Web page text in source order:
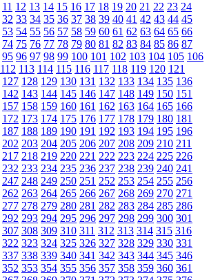
11 12 13 14 15 16 17 18 19 20 21 22 23 24
32 33 34 35 36 37 38 39 40 41 42 43 44 45
53 54 55 56 57 58 59 60 61 62 63 64 65 66
74 75 76 77 78 79 80 81 82 83 84 85 86 87
95 96 97 98 99 100 101 102 103 104 105 106
112 113 114 115 116 117 118 119 120 121
127 128 129 130 131 132 133 134 135 136
142 143 144 145 146 147 148 149 150 151
157 158 159 160 161 162 163 164 165 166
172 173 174 175 176 177 178 179 180 181
187 188 189 190 191 192 193 194 195 196
202 203 204 205 206 207 208 209 210 211
217 218 219 220 221 222 223 224 225 226
232 233 234 235 236 237 238 239 240 241
247 248 249 250 251 252 253 254 255 256
262 263 264 265 266 267 268 269 270 271
277 278 279 280 281 282 283 284 285 286
292 293 294 295 296 297 298 299 300 301
307 308 309 310 311 312 313 314 315 316
322 323 324 325 326 327 328 329 330 331
337 338 339 340 341 342 343 344 345 346
352 353 354 355 356 357 358 359 360 361